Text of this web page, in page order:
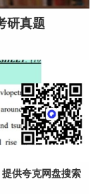
研真题
供夸克网盘搜索